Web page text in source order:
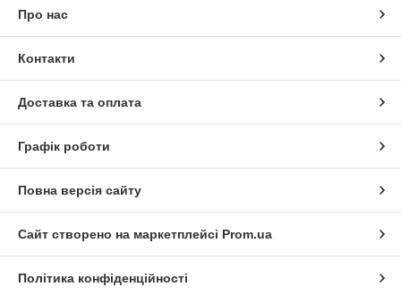
Про нас
Контакти
Доставка та оплата
Графік роботи
Повна версія сайту
Сайт створено на маркетплейсі Prom.ua
Політика конфіденційності